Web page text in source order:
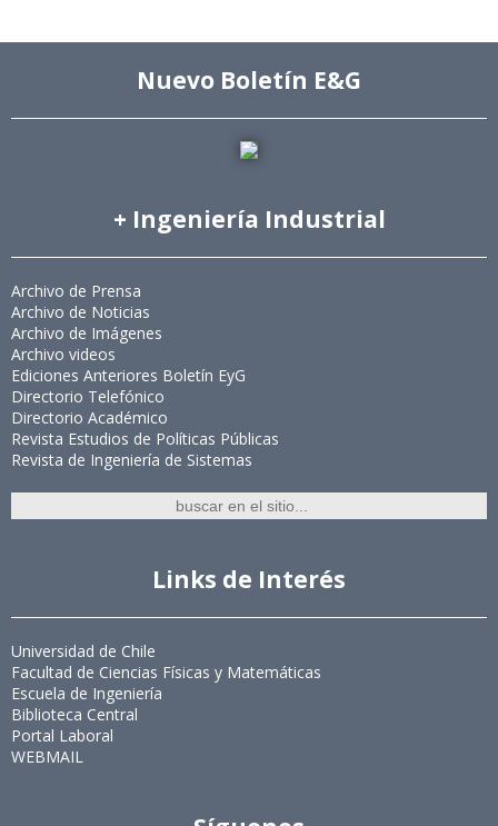
Nuevo Boletín E&G
+ Ingeniería Industrial
Archivo de Prensa
Archivo de Noticias
Archivo de Imágenes
Archivo videos
Ediciones Anteriores Boletín EyG
Directorio Telefónico
Directorio Académico
Revista Estudios de Políticas Públicas
Revista de Ingeniería de Sistemas
Links de Interés
Universidad de Chile
Facultad de Ciencias Físicas y Matemáticas
Escuela de Ingeniería
Biblioteca Central
Portal Laboral
WEBMAIL